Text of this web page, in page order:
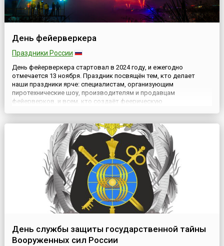
День фейерверкера
Праздники России
День фейерверкера стартовал в 2024 году, и ежегодно
отмечается 13 ноября. Праздник посвящён тем, кто делает
наши праздники ярче: специалистам, организующим
пиротехнические шоу, производителям и продавцам
фейерверков, и всем, кто создаёт феерическую
пиротехники Фейерверки «Дядя Гриша», который а...
День службы защиты государственной тайны
Вооруженных сил России